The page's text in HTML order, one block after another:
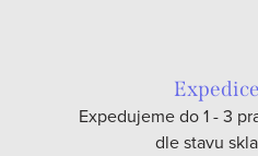
Expedice
Expedujeme do 1 - 3
dle stavu